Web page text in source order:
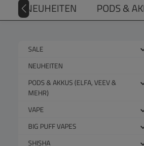
NEUHEITEN PODS &
SALE
NEUHEITEN
PODS & AKKUS (ELFA, VEEV &
MEHR)
VAPE
BIG PUFF VAPES
SHISHA